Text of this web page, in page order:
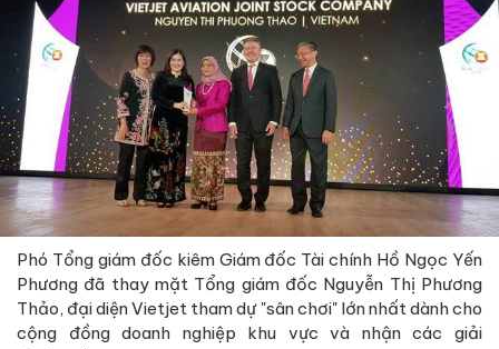
Phó Tổng giám đốc kiêm Giám đốc Tài chính Hồ Ngọc Yến
Phương đã thay mặt Tổng giám đốc Nguyễn Thị Phương
Thảo, đại diện Vietjet tham dự "sân chơi" lớn nhất dành cho
cộng đồng doanh nghiệp khu vực và nhận các giải